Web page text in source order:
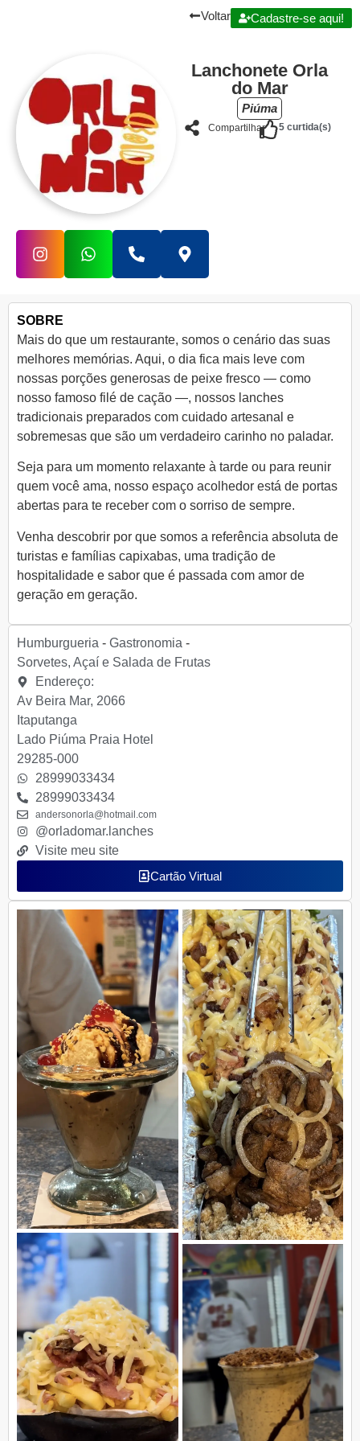
Cadastre-se aqui!
Voltar
Lanchonete Orla
do Mar
Piúma
Compartilhar 5 curtida(s)
SOBRE
Mais do que um restaurante, somos o cenário das suas
melhores memórias. Aqui, o dia fica mais leve com
nossas porções generosas de peixe fresco — como
nosso famoso filé de cação —, nossos lanches
tradicionais preparados com cuidado artesanal e
sobremesas que são um verdadeiro carinho no paladar.
Seja para um momento relaxante à tarde ou para reunir
quem você ama, nosso espaço acolhedor está de portas
abertas para te receber com o sorriso de sempre.
Venha descobrir por que somos a referência absoluta de
turistas e famílias capixabas, uma tradição de
hospitalidade e sabor que é passada com amor de
geração em geração.
Humburgueria - Gastronomia -
Sorvetes, Açaí e Salada de Frutas
Endereço:
Av Beira Mar, 2066
Itaputanga
Lado Piúma Praia Hotel
29285-000
28999033434
28999033434
andersonorla@hotmail.com
@orladomar.lanches
Visite meu site
Cartão Virtual